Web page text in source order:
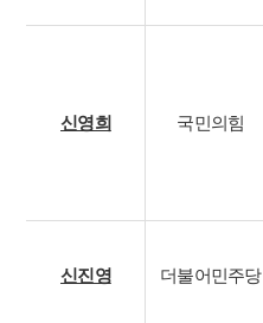
신영희 국민의힘
신진영 더불어민주당